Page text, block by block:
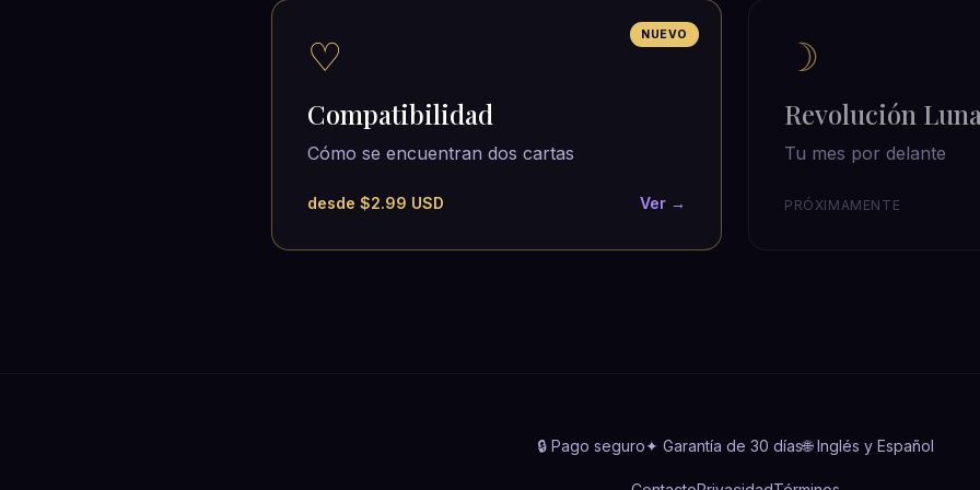
NUEVO
♡
Compatibilidad
Cómo se encuentran dos cartas
desde $2.99 USD Ver →
☽
Revolución
Tu mes por delante
PRÓXIMAMENTE
🔒 Pago seguro✦ Garantía de 30 días🌐 Inglés y Español